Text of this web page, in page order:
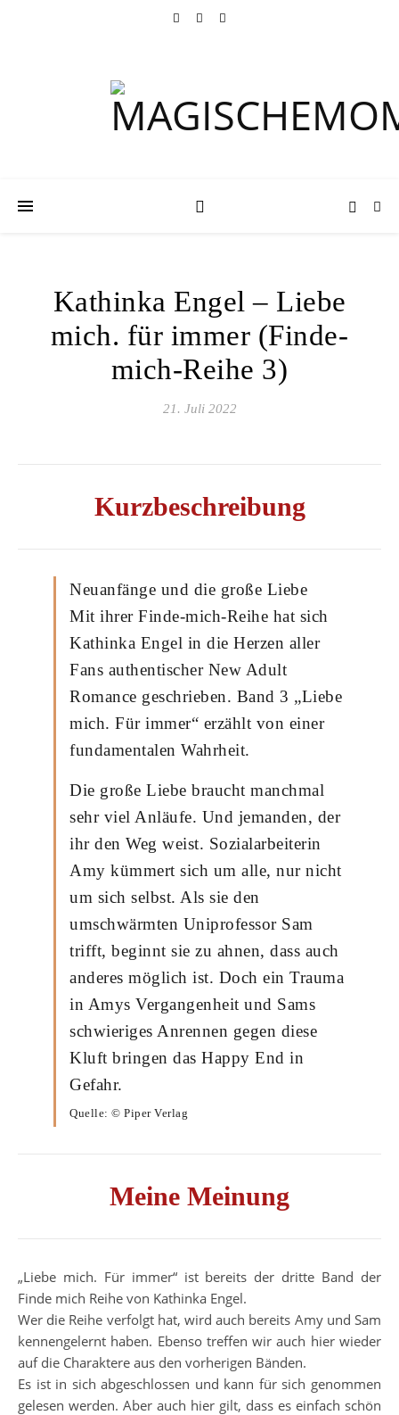
Kathinka Engel – Liebe
mich. für immer (Finde-
mich-Reihe 3)
21. Juli 2022
Kurzbeschreibung
Neuanfänge und die große Liebe
Mit ihrer Finde-mich-Reihe hat sich
Kathinka Engel in die Herzen aller
Fans authentischer New Adult
Romance geschrieben. Band 3 „Liebe
mich. Für immer“ erzählt von einer
fundamentalen Wahrheit.
Die große Liebe braucht manchmal
sehr viel Anläufe. Und jemanden, der
ihr den Weg weist. Sozialarbeiterin
Amy kümmert sich um alle, nur nicht
um sich selbst. Als sie den
umschwärmten Uniprofessor Sam
trifft, beginnt sie zu ahnen, dass auch
anderes möglich ist. Doch ein Trauma
in Amys Vergangenheit und Sams
schwieriges Anrennen gegen diese
Kluft bringen das Happy End in
Gefahr.
Quelle: © Piper Verlag
Meine Meinung
„Liebe mich. Für immer“ ist bereits der dritte Band der
Finde mich Reihe von Kathinka Engel.
Wer die Reihe verfolgt hat, wird auch bereits Amy und Sam
kennengelernt haben. Ebenso treffen wir auch hier wieder
auf die Charaktere aus den vorherigen Bänden.
Es ist in sich abgeschlossen und kann für sich genommen
gelesen werden. Aber auch hier gilt, dass es einfach schön